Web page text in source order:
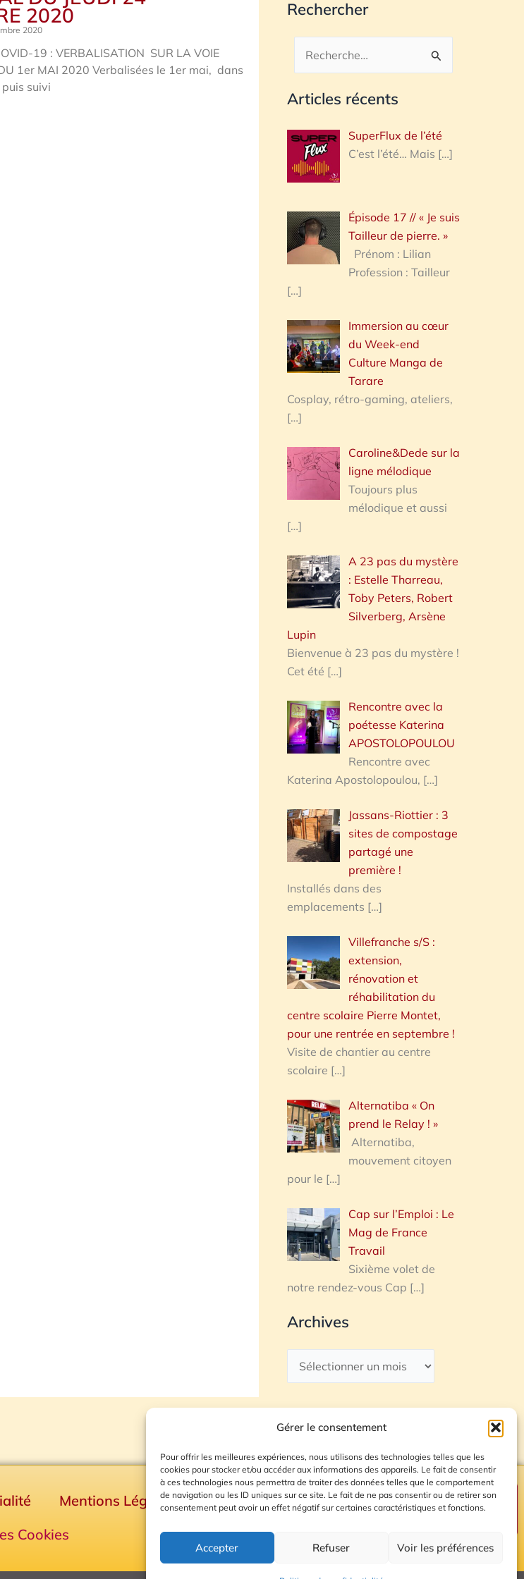
Gérer le consentement
Pour offrir les meilleures expériences, nous utilisons des technologies telles que les
cookies pour stocker et/ou accéder aux informations des appareils. Le fait de consentir
à ces technologies nous permettra de traiter des données telles que le comportement
de navigation ou les ID uniques sur ce site. Le fait de ne pas consentir ou de retirer son
consentement peut avoir un effet négatif sur certaines caractéristiques et fonctions.
Accepter Refuser Voir les préférences
2020
2020
19 : VERBALISATION SUR LA VOIE
1er MAI 2020 Verbalisées le 1er mai, dans
suivi
Rechercher
Rechercher :
Articles récents
SuperFlux de l’été
C’est l’été… Mais […]
Épisode 17 // « Je suis
Tailleur de pierre. »
Prénom : Lilian
Profession : Tailleur
[…]
Immersion au cœur
du Week-end
Culture Manga de
Tarare
Cosplay, rétro-gaming, ateliers,
[…]
Caroline&Dede sur la
ligne mélodique
Toujours plus
mélodique et aussi
[…]
A 23 pas du mystère
: Estelle Tharreau,
Toby Peters, Robert
Silverberg, Arsène
Lupin
Bienvenue à 23 pas du mystère !
Cet été […]
Rencontre avec la
poétesse Katerina
APOSTOLOPOULOU
Rencontre avec
Katerina Apostolopoulou, […]
Jassans-Riottier : 3
sites de compostage
partagé une
première !
Installés dans des
emplacements […]
Villefranche s/S :
extension,
rénovation et
réhabilitation du
centre scolaire Pierre Montet,
pour une rentrée en septembre !
Visite de chantier au centre
scolaire […]
Alternatiba « On
prend le Relay ! »
Alternatiba,
mouvement citoyen
pour le […]
Cap sur l’Emploi : Le
Mag de France
Travail
Sixième volet de
notre rendez-vous Cap […]
Archives
Mentions Légales
Plan du site
Cookies